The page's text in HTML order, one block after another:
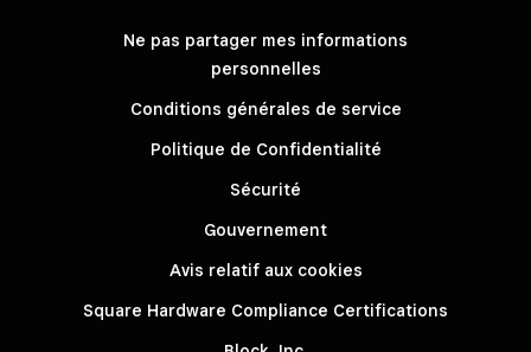
Ne pas partager mes informations
personnelles
Conditions générales de service
Politique de Confidentialité
Sécurité
Gouvernement
Avis relatif aux cookies
Square Hardware Compliance Certifications